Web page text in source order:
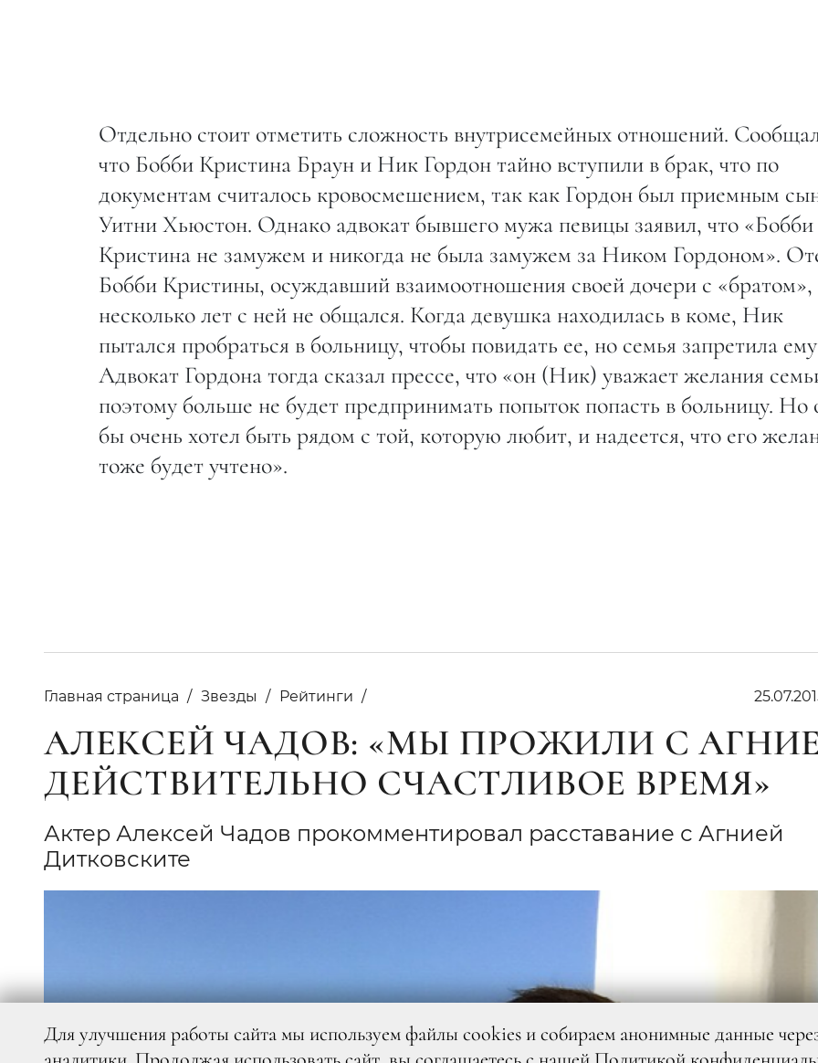
Отдельно стоит отметить сложность внутрисемейных отношений.
что Бобби Кристина Браун и Ник Гордон тайно вступили в брак, что по
документам считалось кровосмешением, так как Гордон был приемным
Уитни Хьюстон. Однако адвокат бывшего мужа певицы заявил, что «Бобби
Кристина не замужем и никогда не была замужем за Ником Гордоном».
Бобби Кристины, осуждавший взаимоотношения своей дочери с «братом»,
несколько лет с ней не общался. Когда девушка находилась в коме, Ник
пытался пробраться в больницу, чтобы повидать ее, но семья запретила
Адвокат Гордона тогда сказал прессе, что «он (Ник) уважает желания
поэтому больше не будет предпринимать попыток попасть в больницу. Но
бы очень хотел быть рядом с той, которую любит, и надеется, что его
тоже будет учтено».
Главная страница Звезды Рейтинги
АЛЕКСЕЙ ЧАДОВ: «МЫ ПРОЖИЛИ С
ДЕЙСТВИТЕЛЬНО СЧАСТЛИВОЕ ВРЕМЯ»
Актер Алексей Чадов прокомментировал расставание с Агнией
Дитковските
Для улучшения работы сайта мы используем файлы cookies и собираем анонимные данные